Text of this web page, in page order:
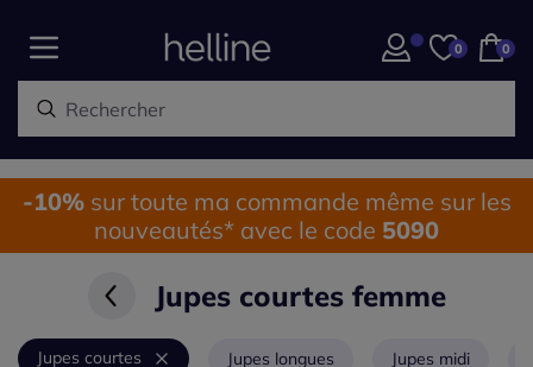
0 0
-10%sur toute ma commande même sur les
nouveautés* avec le code 5090
Jupes courtes femme
Jupes courtes Jupes longues Jupes midi